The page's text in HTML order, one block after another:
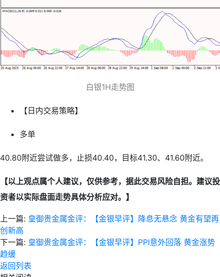
白银1H走势图
【日内交易策略】
多单
40.80附近尝试做多，止损40.40，目标41.30、41.60附近。
【以上观点属个人建议，仅供参考，据此交易风险自担。建议投
资者以实际盘面走势具体分析应对。】
上一篇: 皇御贵金属金评：【金银早评】降息无悬念 黄金有望再
创新高
下一篇: 皇御贵金属金评：【金银早评】PPI意外回落 黄金涨势
趋缓
返回列表